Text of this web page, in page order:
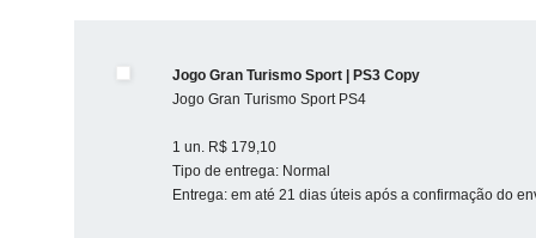
Jogo Gran Turismo Sport | PS3 Copy
Jogo Gran Turismo Sport PS4
1 un. R$ 179,10
Tipo de entrega: Normal
Entrega: em até 21 dias úteis após a confirmação do